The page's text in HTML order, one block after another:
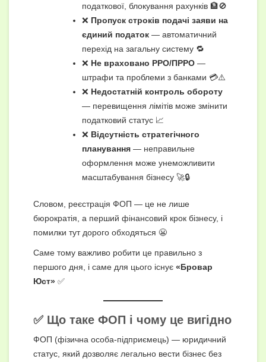
податкової, блокування рахунків 🏦🚫
❌ Пропуск строків подачі заяви на
єдиний податок — автоматичний
перехід на загальну систему 🔁
❌ Не враховано РРО/ПРРО —
штрафи та проблеми з банками 💳⚠️
❌ Недостатній контроль обороту
— перевищення лімітів може змінити
податковий статус 📈
❌ Відсутність стратегічного
планування — неправильне
оформлення може унеможливити
масштабування бізнесу 🚀🔒
Словом, реєстрація ФОП — це не лише
бюрократія, а перший фінансовий крок бізнесу, і
помилки тут дорого обходяться 😬
Саме тому важливо робити це правильно з
першого дня, і саме для цього існує «Бровар
Юст» ✅
✅ Що таке ФОП і чому це вигідно
ФОП (фізична особа-підприємець) — юридичний
статус, який дозволяє легально вести бізнес без